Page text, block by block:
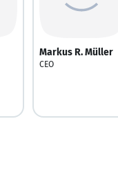
Markus R. Müller
CEO